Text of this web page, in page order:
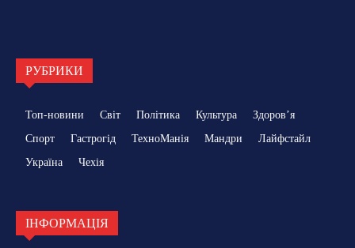
РУБРИКИ
Топ-новини Світ Політика Культура
Здоровʼя
Спорт
Гастрогід ТехноМанія Мандри
Лайфстайл
Україна
Чехія
ІНФОРМАЦІЯ